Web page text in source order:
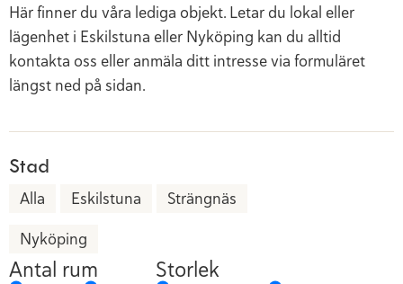
Här finner du våra lediga objekt. Letar du lokal eller
lägenhet i Eskilstuna eller Nyköping kan du alltid
kontakta oss eller anmäla ditt intresse via formuläret
längst ned på sidan.
Stad
Alla Eskilstuna
Strängnäs
Nyköping
Antal rum Storlek